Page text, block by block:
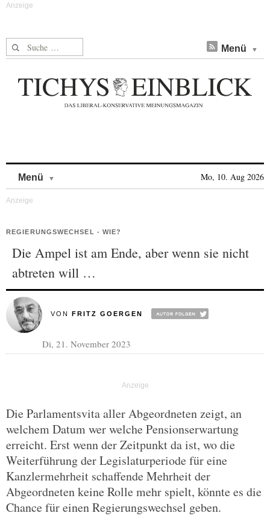
Suche nach: Menü
Menü Mo, 10. Aug 2026
REGIERUNGSWECHSEL - WIE?
Die Ampel ist am Ende, aber wenn sie nicht
abtreten will …
VON FRITZ GOERGEN
Di, 21. November 2023
Die Parlamentsvita aller Abgeordneten zeigt, an
welchem Datum wer welche Pensionserwartung
erreicht. Erst wenn der Zeitpunkt da ist, wo die
Weiterführung der Legislaturperiode für eine
Kanzlermehrheit schaffende Mehrheit der
Abgeordneten keine Rolle mehr spielt, könnte es die
Chance für einen Regierungswechsel geben.